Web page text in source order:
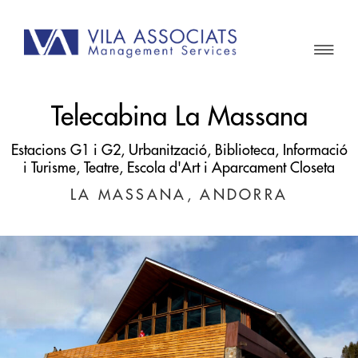
Telecabina La Massana
Estacions G1 i G2, Urbanització, Biblioteca, Informació
i Turisme, Teatre, Escola d'Art i Aparcament Closeta
LA MASSANA, ANDORRA